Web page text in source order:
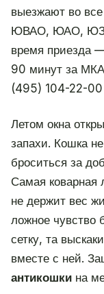
выезжают во
ЮВАО, ЮАО,
время приезда
90 минут за
(495) 104-22-00
Летом окна
запахи. Кошка
броситься за
Самая
не держит вес
ложное чувство
сетку, та
вместе с ней.
антикошки на